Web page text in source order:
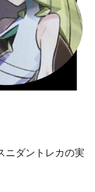
ニダントレカの実